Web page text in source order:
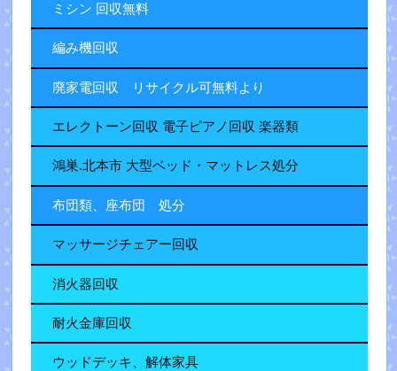
ミシン 回収無料
編み機回収
廃家電回収 リサイクル可無料より
エレクトーン回収 電子ピアノ回収 楽器類
鴻巣.北本市 大型ベッド・マットレス処分
布団類、座布団 処分
マッサージチェアー回収
消火器回収
耐火金庫回収
ウッドデッキ、解体家具